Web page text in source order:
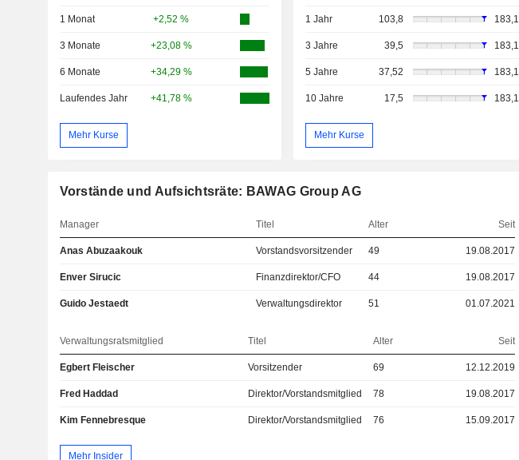
1 Monat +2,52 %
3 Monate +23,08 %
6 Monate +34,29 %
Laufendes Jahr +41,78 %
Mehr Kurse
1 Jahr 103,8 183,1
3 Jahre 39,5 183,1
5 Jahre 37,52 183,1
10 Jahre 17,5 183,1
Mehr Kurse
Vorstände und Aufsichtsräte: BAWAG Group AG
Manager Titel Alter Seit
Anas Abuzaakouk Vorstandsvorsitzender 49 19.08.2017
Enver Sirucic Finanzdirektor/CFO 44 19.08.2017
Guido Jestaedt Verwaltungsdirektor 51 01.07.2021
Verwaltungsratsmitglied Titel Alter Seit
Egbert Fleischer Vorsitzender 69 12.12.2019
Fred Haddad Direktor/Vorstandsmitglied 78 19.08.2017
Kim Fennebresque Direktor/Vorstandsmitglied 76 15.09.2017
Mehr Insider